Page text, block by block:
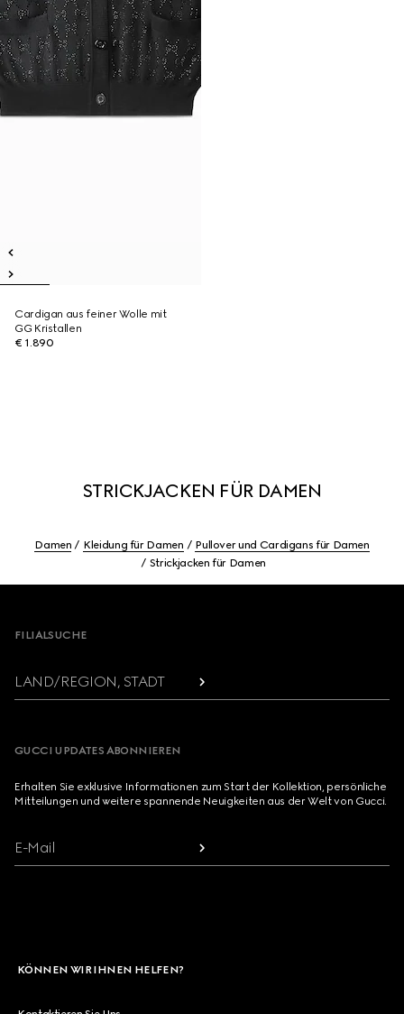
Cardigan aus feiner Wolle mit
GG Kristallen
€ 1.890
STRICKJACKEN FÜR DAMEN
Damen Kleidung für Damen
Pullover und Cardigans für Damen
Strickjacken für Damen
FILIALSUCHE
LAND/REGION, STADT
GUCCI UPDATES ABONNIEREN
Erhalten Sie exklusive Informationen zum Start der Kollektion, persönliche
Mitteilungen und weitere spannende Neuigkeiten aus der Welt von Gucci.
E-Mail
KÖNNEN WIR IHNEN HELFEN?